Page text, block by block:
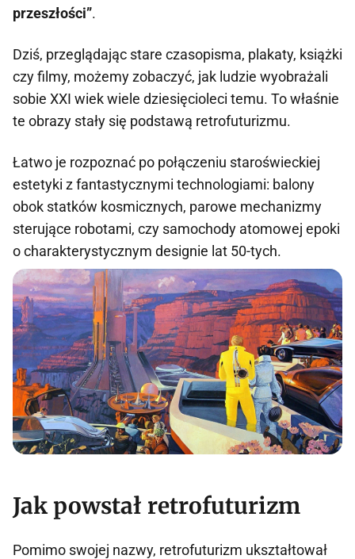
przeszłości”.
Dziś, przeglądając stare czasopisma, plakaty, książki
czy filmy, możemy zobaczyć, jak ludzie wyobrażali
sobie XXI wiek wiele dziesięcioleci temu. To właśnie
te obrazy stały się podstawą retrofuturizmu.
Łatwo je rozpoznać po połączeniu staroświeckiej
estetyki z fantastycznymi technologiami: balony
obok statków kosmicznych, parowe mechanizmy
sterujące robotami, czy samochody atomowej epoki
o charakterystycznym designie lat 50-tych.
Jak powstał retrofuturizm
Pomimo swojej nazwy, retrofuturizm ukształtował